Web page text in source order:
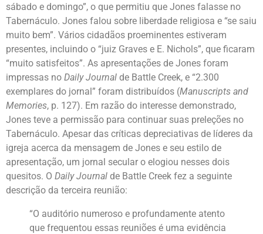
sábado e domingo”, o que permitiu que Jones falasse no
Tabernáculo. Jones falou sobre liberdade religiosa e “se saiu
muito bem”. Vários cidadãos proeminentes estiveram
presentes, incluindo o “juiz Graves e E. Nichols”, que ficaram
“muito satisfeitos”. As apresentações de Jones foram
impressas no Daily Journal de Battle Creek, e “2.300
exemplares do jornal” foram distribuídos (Manuscripts and
Memories, p. 127). Em razão do interesse demonstrado,
Jones teve a permissão para continuar suas preleções no
Tabernáculo. Apesar das críticas depreciativas de líderes da
igreja acerca da mensagem de Jones e seu estilo de
apresentação, um jornal secular o elogiou nesses dois
quesitos. O Daily Journal de Battle Creek fez a seguinte
descrição da terceira reunião:
“O auditório numeroso e profundamente atento
que frequentou essas reuniões é uma evidência